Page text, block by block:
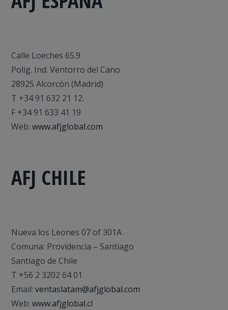
Calle Loeches 65.9
Polig. Ind. Ventorro del Cano
28925 Alcorcón (Madrid)
T +34 91 632 21 12.
F +34 91 633 41 19
Web:www.afjglobal.com
AFJ CHILE
Nueva los Leones 07 of 301A
Comuna: Providencia – Santiago
Santiago de Chile
T +56 2 3202 64 01
Email:ventaslatam@afjglobal.com
Web:www.afjglobal.cl